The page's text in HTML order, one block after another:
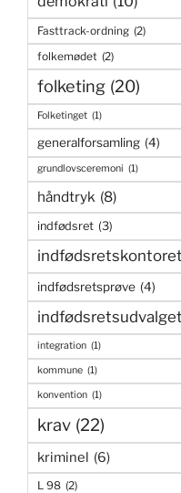
Fasttrack-ordning (2)
folkemødet (2)
folketing (20)
Folketinget (1)
generalforsamling (4)
grundlovsceremoni (1)
håndtryk (8)
indfødsret (3)
indfødsretskontoret
indfødsretsprøve (4)
indfødsretsudvalget
integration (1)
kommune (1)
konvention (1)
krav (22)
kriminel (6)
L 98 (2)